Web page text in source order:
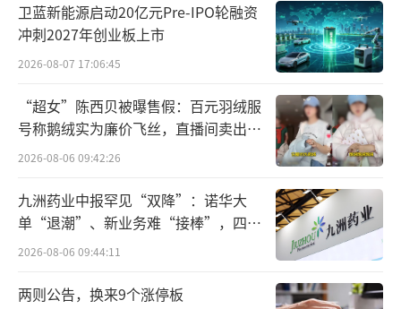
然而，除了高位减持外，美的对小米的清
仓或许也有着小米近年来在白电领域加速布
局，与美的由合作逐渐转向竞争关系的考量。
数据显示，2024年，小米集团IoT与生活消
费产品收入达1041亿元，同比增长30%，空调
箱、洗衣机等出货量均创历史新高。与此同
时，美的家用空调2024年国内和海外总销量也
首次突破7000万台，二者在不少产品上形成了
直接的竞争关系。
卫蓝新能源启动20亿元Pre-IPO轮融资
冲刺2027年创业板上市
2026-08-07 17:06:45
“超女”陈西贝被曝售假：百元羽绒服
号称鹅绒实为廉价飞丝，直播间卖出超
百万元
2026-08-06 09:42:26
九洲药业中报罕见“双降”：诺华大
单“退潮”、新业务难“接棒”，四大
难关待闯
2026-08-06 09:44:11
两则公告，换来9个涨停板